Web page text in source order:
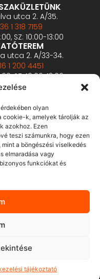
olyan
cookie-k, amelyek tárolják az
azokhoz. Ezen
teszi számunkra, hogy ezen
a böngészési viselkedés
elmaradása vagy
funkciókat és
tájékoztató
utca 2. A/35.
1 318 7159
SZ: 10:00-13:00
utca 2. A/33-34.
1 200 4451
SZ: 10:00-13:00
BEMUTATÓTEREM
u. 12.
0657
alapján
jog fenntartva.